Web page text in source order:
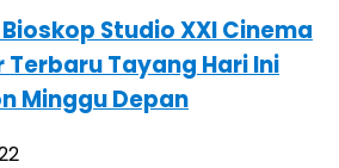
Studio XXI Cinema
Terbaru Tayang Hari Ini
Minggu Depan